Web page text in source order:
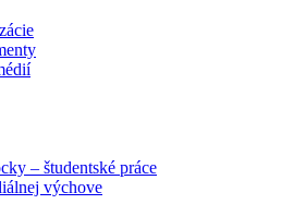
– študentské práce
výchove